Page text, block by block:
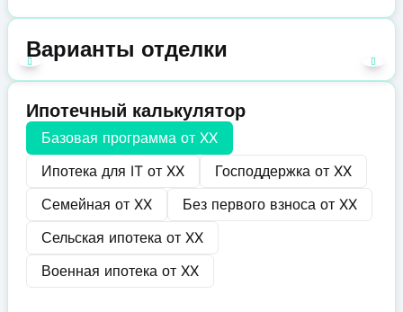
Варианты отделки
Ипотечный калькулятор
Базовая программа от XX
Ипотека для IT от XX Господдержка от XX
Семейная от XX Без первого взноса от XX
Сельская ипотека от XX
Военная ипотека от XX